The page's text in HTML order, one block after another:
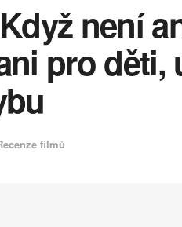
není
pro děti,
filmů